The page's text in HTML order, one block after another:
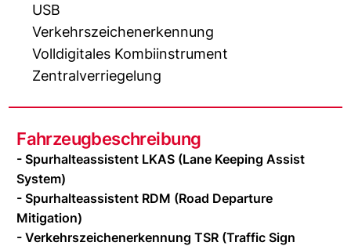
USB
Verkehrszeichenerkennung
Volldigitales Kombiinstrument
Zentralverriegelung
Fahrzeugbeschreibung
- Spurhalteassistent LKAS (Lane Keeping Assist
System)
- Spurhalteassistent RDM (Road Departure
Mitigation)
- Verkehrszeichenerkennung TSR (Traffic Sign